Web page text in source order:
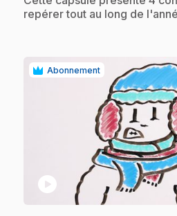
repérer tout au long de
Abonnement
play_circle